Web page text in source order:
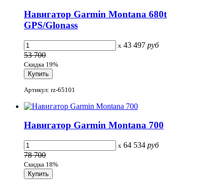
Навигатор Garmin Montana 680t
GPS/Glonass
x 43 497 руб
53 700
Скидка 19%
Артикул: rz-65101
Навигатор Garmin Montana 700
x 64 534 руб
78 700
Скидка 18%